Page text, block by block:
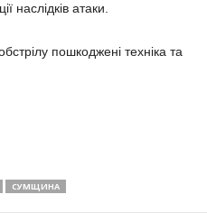
наслідків атаки.
пошкоджені техніка та
СУМЩИНА